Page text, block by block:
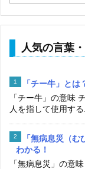
人気の言葉
「チー牛」と
「チー牛」の意味
人を指して使用する
「無病息災（
わかる！
「無病息災」の意